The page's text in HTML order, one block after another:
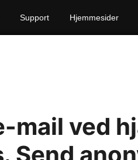
Support Hjemmesider
mail ved